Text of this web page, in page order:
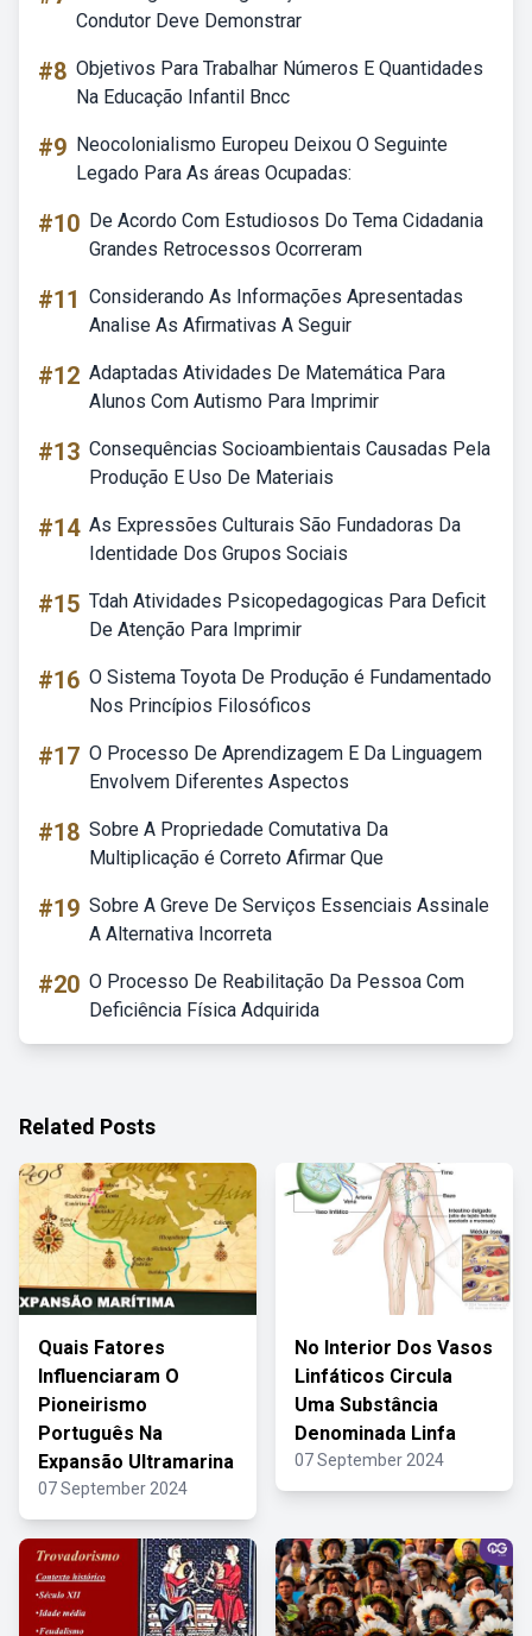
Condutor Deve Demonstrar
#8 Objetivos Para Trabalhar Números E Quantidades
Na Educação Infantil Bncc
#9 Neocolonialismo Europeu Deixou O Seguinte
Legado Para As áreas Ocupadas:
#10 De Acordo Com Estudiosos Do Tema Cidadania
Grandes Retrocessos Ocorreram
#11 Considerando As Informações Apresentadas
Analise As Afirmativas A Seguir
#12 Adaptadas Atividades De Matemática Para
Alunos Com Autismo Para Imprimir
#13 Consequências Socioambientais Causadas Pela
Produção E Uso De Materiais
#14 As Expressões Culturais São Fundadoras Da
Identidade Dos Grupos Sociais
#15 Tdah Atividades Psicopedagogicas Para Deficit
De Atenção Para Imprimir
#16 O Sistema Toyota De Produção é Fundamentado
Nos Princípios Filosóficos
#17 O Processo De Aprendizagem E Da Linguagem
Envolvem Diferentes Aspectos
#18 Sobre A Propriedade Comutativa Da
Multiplicação é Correto Afirmar Que
#19 Sobre A Greve De Serviços Essenciais Assinale
A Alternativa Incorreta
#20 O Processo De Reabilitação Da Pessoa Com
Deficiência Física Adquirida
Related Posts
Quais Fatores
Influenciaram O
Pioneirismo
Português Na
Expansão Ultramarina
07 September 2024
No Interior Dos Vasos
Linfáticos Circula
Uma Substância
Denominada Linfa
07 September 2024